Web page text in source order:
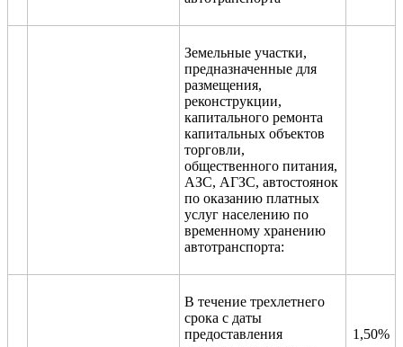
Земельные участки,
предназначенные для
размещения,
реконструкции,
капитального ремонта
капитальных объектов
торговли,
общественного питания,
АЗС, АГЗС, автостоянок
по оказанию платных
услуг населению по
временному хранению
автотранспорта:
В течение трехлетнего
срока с даты
предоставления
1,50%